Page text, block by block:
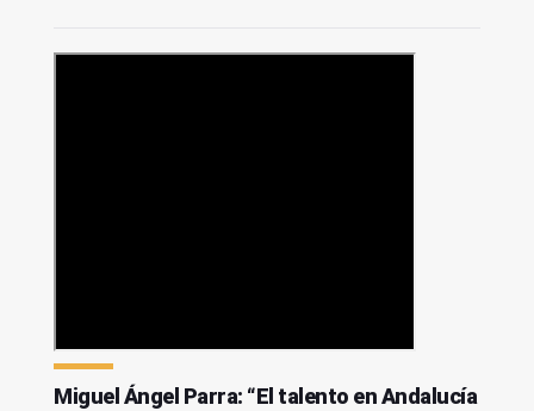
Miguel Ángel Parra: “El talento en Andalucía